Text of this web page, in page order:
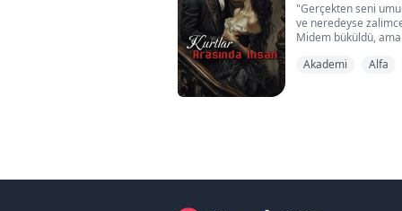
"Gerçekten seni
ve neredeyse
Midem büküldü,
kelimeleri özenle
Akademi Alfa